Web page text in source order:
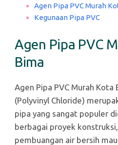
Agen Pipa PVC Murah
Kegunaan Pipa PVC
Agen Pipa PVC
Bima
Agen Pipa PVC Murah Kota
(Polyvinyl Chloride)
pipa yang sangat populer
berbagai proyek
pembuangan air bersih